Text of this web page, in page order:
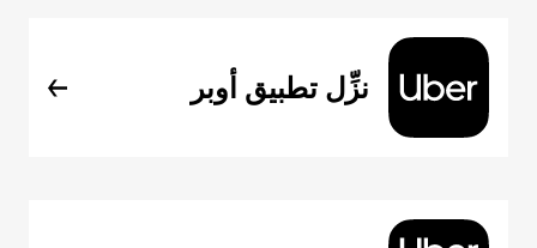
نزِّل تطبيق أوبر